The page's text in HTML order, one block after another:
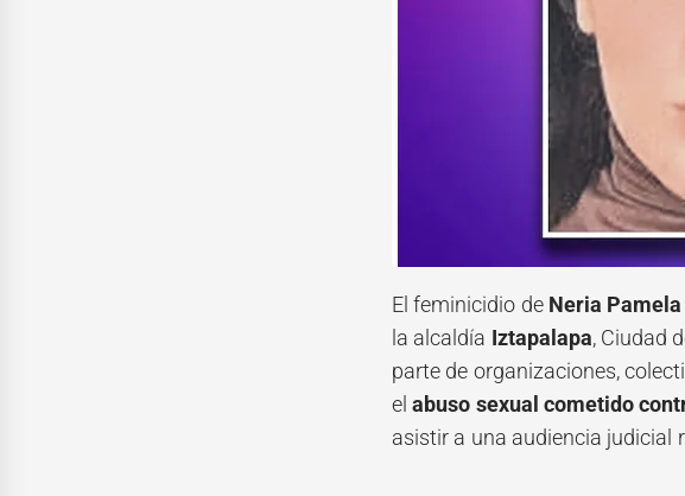
El feminicidio de Neria
la alcaldía Iztapalapa, Ciudad
parte de organizaciones,
elabuso sexual cometido
asistir a una audiencia judicial